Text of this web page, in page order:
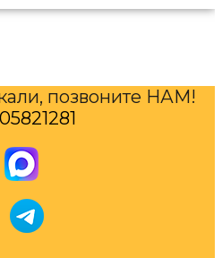
позвоните НАМ!